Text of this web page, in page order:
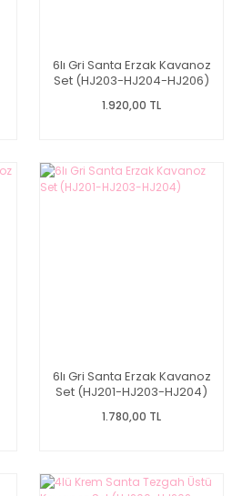
6lı Gri Santa Erzak Kavanoz
Set (HJ203-HJ204-HJ206)
1.920,00 TL
6lı Gri Santa Erzak Kavanoz
Set (HJ201-HJ203-HJ204)
1.780,00 TL